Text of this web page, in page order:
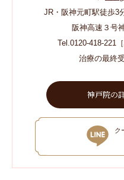
JR・阪神元町駅徒歩3
阪神高速３号
Tel.0120-418-221
治療の最終
神戸院の
ク